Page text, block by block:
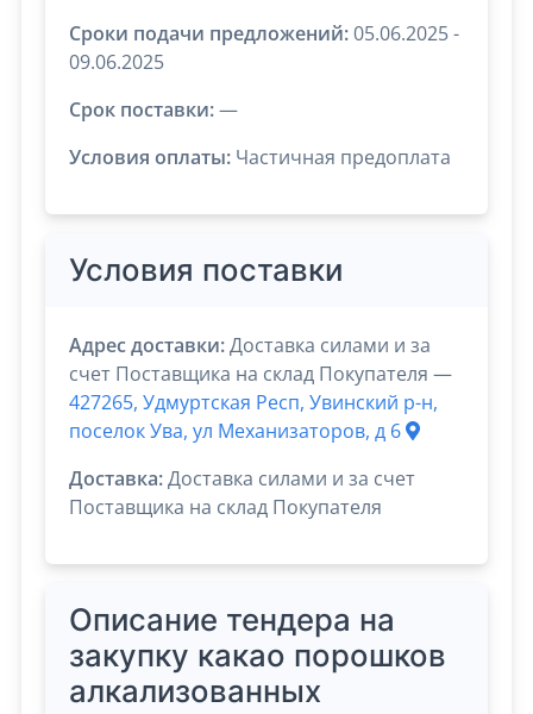
Сроки подачи предложений:05.06.2025 -
09.06.2025
Срок поставки:—
Условия оплаты: Частичная предоплата
Условия поставки
Адрес доставки:Доставка силами и за
счет Поставщика на склад Покупателя —
427265, Удмуртская Респ, Увинский р-н,
поселок Ува, ул Механизаторов, д 6
Доставка:Доставка силами и за счет
Поставщика на склад Покупателя
Описание тендера на
закупку какао порошков
алкализованных